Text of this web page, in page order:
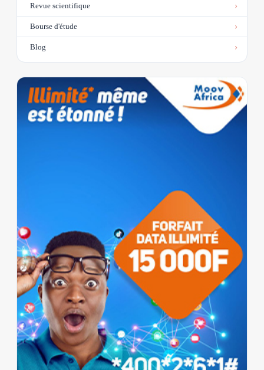
Revue scientifique
Bourse d'étude
Blog